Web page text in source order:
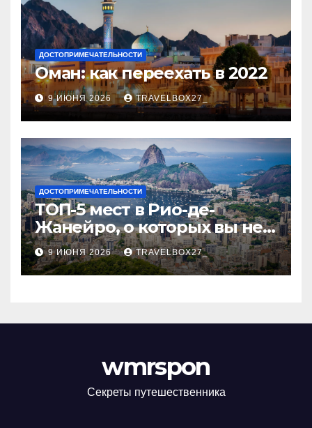
ДОСТОПРИМЕЧАТЕЛЬНОСТИ
Оман: как переехать в 2022
9 ИЮНЯ 2026 TRAVELBOX27_
ДОСТОПРИМЕЧАТЕЛЬНОСТИ
ТОП-5 мест в Рио-де-
Жанейро, о которых вы не
знали
9 ИЮНЯ 2026 TRAVELBOX27_
wmrspon
Секреты путешественника